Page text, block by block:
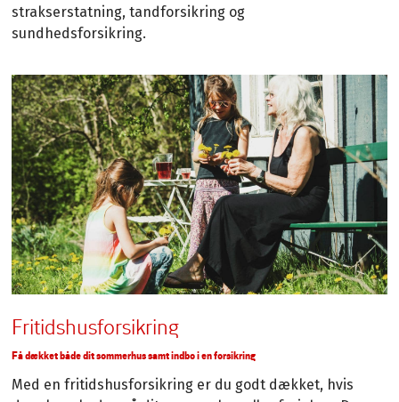
strakserstatning, tandforsikring og
sundhedsforsikring.
Fritidshusforsikring
Få dækket både dit sommerhus samt indbo i en forsikring
Med en fritidshusforsikring er du godt dækket, hvis